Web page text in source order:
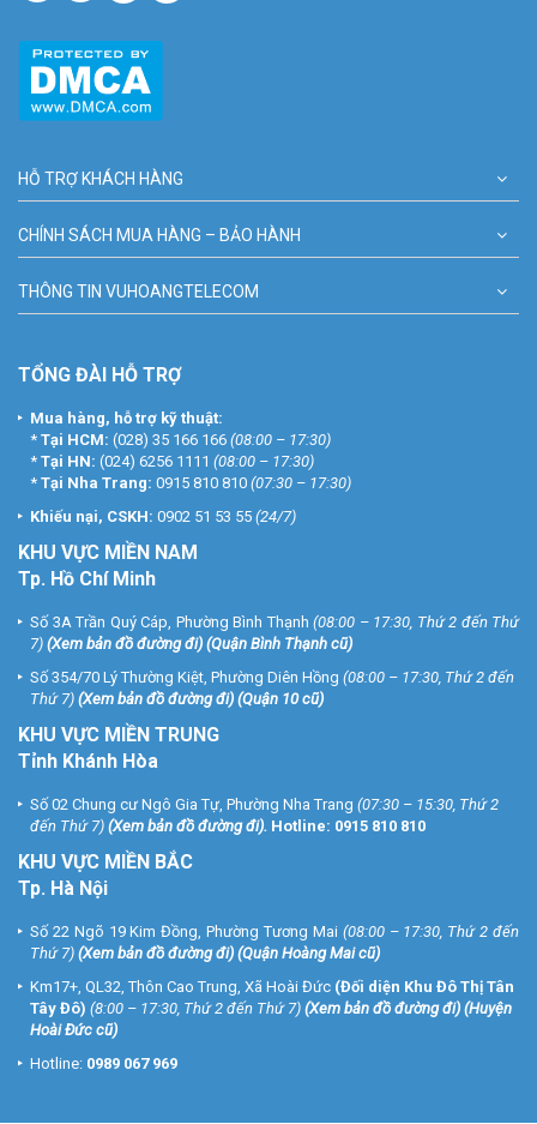
HỖ TRỢ KHÁCH HÀNG
CHÍNH SÁCH MUA HÀNG – BẢO HÀNH
THÔNG TIN VUHOANGTELECOM
TỔNG ĐÀI HỖ TRỢ
Mua hàng, hỗ trợ kỹ thuật:
* Tại HCM: (028) 35 166 166 (08:00 – 17:30)
* Tại HN: (024) 6256 1111 (08:00 – 17:30)
* Tại Nha Trang: 0915 810 810 (07:30 – 17:30)
Khiếu nại, CSKH: 0902 51 53 55 (24/7)
KHU VỰC MIỀN NAM
Tp. Hồ Chí Minh
Số 3A Trần Quý Cáp, Phường Bình Thạnh (08:00 – 17:30, Thứ 2 đến Thứ
7) (Xem bản đồ đường đi) (Quận Bình Thạnh cũ)
Số 354/70 Lý Thường Kiệt, Phường Diên Hồng (08:00 – 17:30, Thứ 2 đến
Thứ 7) (Xem bản đồ đường đi) (Quận 10 cũ)
KHU VỰC MIỀN TRUNG
Tỉnh Khánh Hòa
Số 02 Chung cư Ngô Gia Tự, Phường Nha Trang (07:30 – 15:30, Thứ 2
đến Thứ 7) (Xem bản đồ đường đi). Hotline: 0915 810 810
KHU VỰC MIỀN BẮC
Tp. Hà Nội
Số 22 Ngõ 19 Kim Đồng, Phường Tương Mai (08:00 – 17:30, Thứ 2 đến
Thứ 7) (Xem bản đồ đường đi) (Quận Hoàng Mai cũ)
Km17+, QL32, Thôn Cao Trung, Xã Hoài Đức (Đối diện Khu Đô Thị Tân
Tây Đô) (8:00 – 17:30, Thứ 2 đến Thứ 7) (Xem bản đồ đường đi) (Huyện
Hoài Đức cũ)
Hotline: 0989 067 969